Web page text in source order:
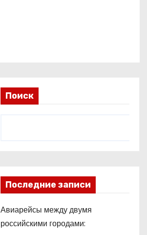
Поиск
Последние записи
Авиарейсы между двумя
российскими городами: